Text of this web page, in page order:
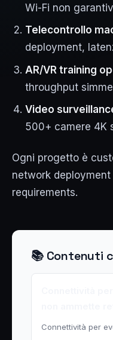
Wi-Fi non
Telecontrollo
deployment,
AR/VR training
throughput
Video
500+ camere 4K
Ogni progetto è
network
requirements.
📚 Contenuti
Connettività per